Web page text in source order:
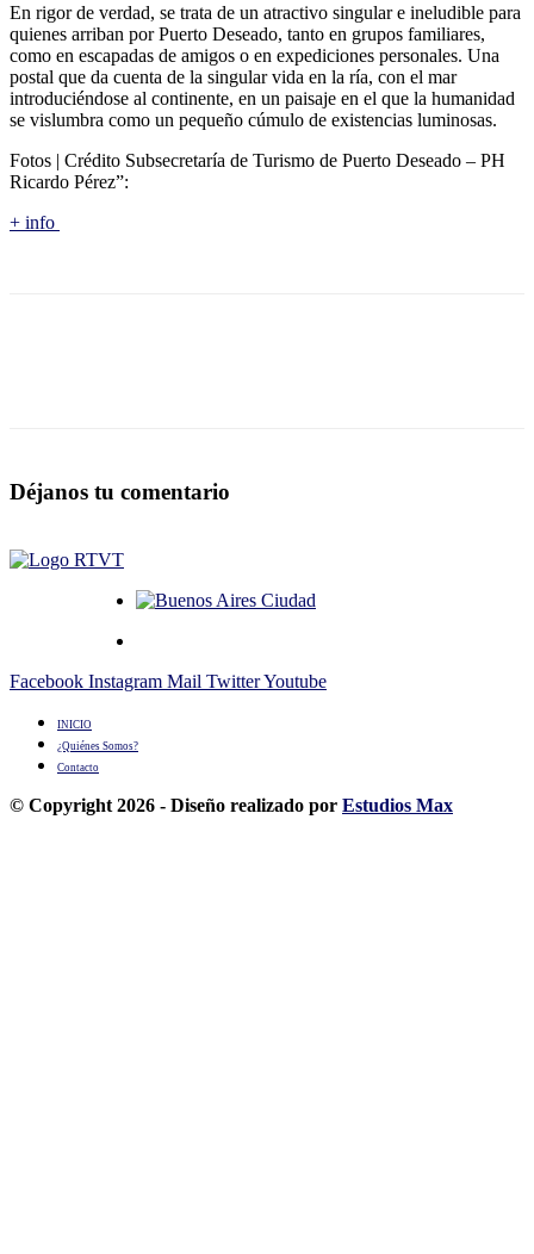
En rigor de verdad, se trata de un atractivo singular e ineludible para
quienes arriban por Puerto Deseado, tanto en grupos familiares,
como en escapadas de amigos o en expediciones personales. Una
postal que da cuenta de la singular vida en la ría, con el mar
introduciéndose al continente, en un paisaje en el que la humanidad
se vislumbra como un pequeño cúmulo de existencias luminosas.
Fotos | Crédito Subsecretaría de Turismo de Puerto Deseado – PH
Ricardo Pérez”:
+ info
Déjanos tu comentario
Facebook Instagram Mail TwitterYoutube
INICIO
¿Quiénes Somos?
Contacto
© Copyright 2026 - Diseño realizado por Estudios Max